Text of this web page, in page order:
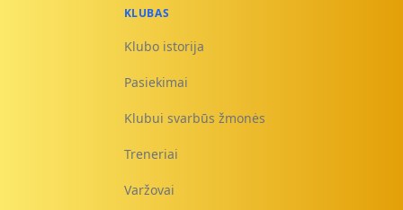
KLUBAS
Klubo istorija
Pasiekimai
Klubui svarbūs žmonės
Treneriai
Varžovai